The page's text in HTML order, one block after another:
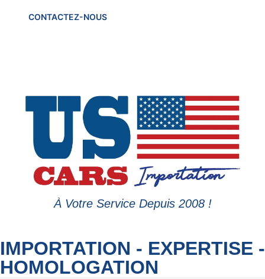
À Votre Service Depuis 2008 !
CONTACTEZ-NOUS
IMPORTATION - EXPERTISE -
HOMOLOGATION